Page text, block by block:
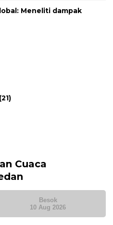
Meneliti dampak
(21)
Cuaca
Besok
10 Aug 2026